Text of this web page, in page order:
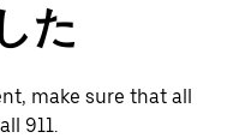
た
make sure that all
911.